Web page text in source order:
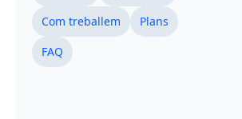
Com treballem
Plans
FAQ